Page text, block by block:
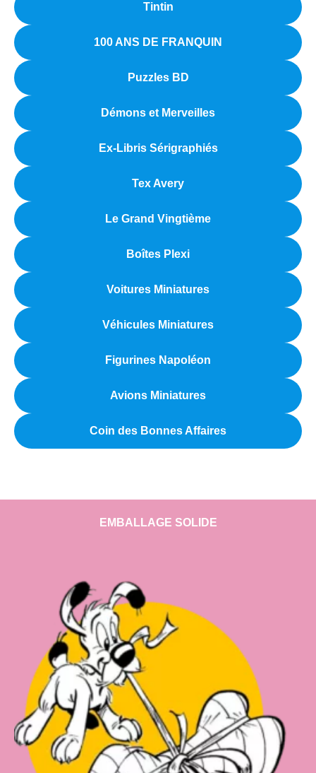
Tintin
100 ANS DE FRANQUIN
Puzzles BD
Démons et Merveilles
Ex-Libris Sérigraphiés
Tex Avery
Le Grand Vingtième
Boîtes Plexi
Voitures Miniatures
Véhicules Miniatures
Figurines Napoléon
Avions Miniatures
Coin des Bonnes Affaires
EMBALLAGE SOLIDE